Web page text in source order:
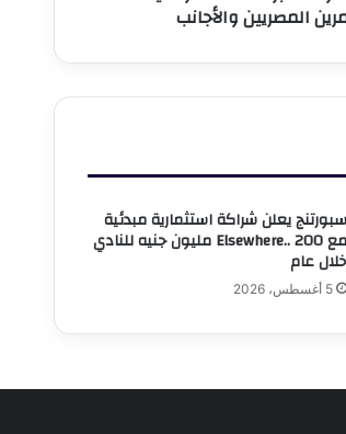
المصريين والأجانب
سبورتنج يعلن شراكة استثمارية مبدئية
مع Elsewhere.. 200 مليون جنيه للنادي
خلال عام
5 أغسطس، 2026